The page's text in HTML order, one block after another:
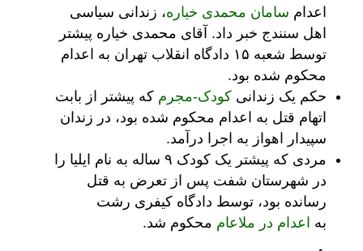
اعدام سامان محمدی خیاره، زندانی سیاسی
اهل سنندج خبر داد. آقای محمدی خیاره پیشتر
توسط شعبه ۱۵ دادگاه انقلاب تهران به اعدام
محکوم شده بود.
حکم یک زندانی کودک-مجرم که پیشتر از بابت
اتهام قتل به اعدام محکوم شده بود، در زندان
سپیدار اهواز به اجرا درآمد.
مردی که پیشتر یک کودک ۹ ساله به نام ایلیا را
در شهرستان شفت پس از تعرض به قتل
رسانده بود، توسط دادگاه کیفری رشت
به
اعدام در ملاعام محکوم شد.